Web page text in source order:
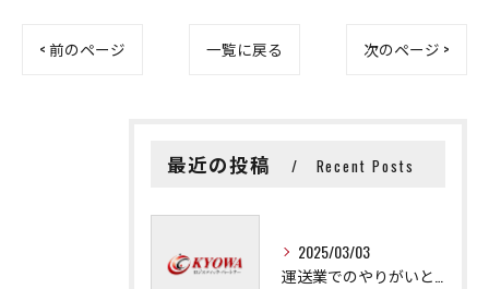
< 前のページ 一覧に戻る 次のページ >
最近の投稿 Recent Posts
2025/03/03